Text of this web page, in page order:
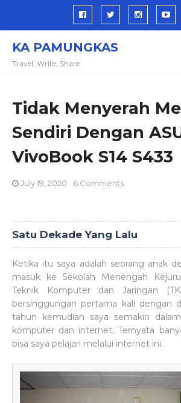
KA PAMUNGKAS
Travel, Write, Share
Tidak Menyerah
Sendiri Dengan
VivoBook S14 S433
July 19, 2020 6 Comments
Satu Dekade Yang Lalu
Ketika itu saya adalah seorang anak
masuk ke Sekolah Menengah
Teknik Komputer dan Jaringan
bersinggungan pertama kali dengan
tahun kemudian saya semakin
komputer dan internet. Ternyata
bisa saya pelajari melalui internet ini.